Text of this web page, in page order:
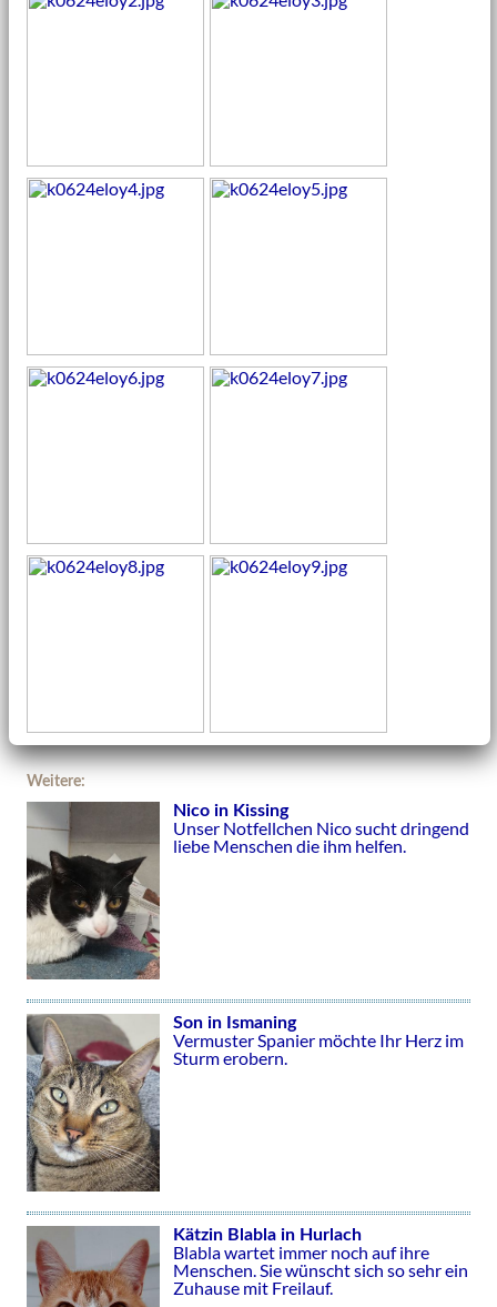
Weitere:
Nico in Kissing
Unser Notfellchen Nico sucht dringend
liebe Menschen die ihm helfen.
Son in Ismaning
Vermuster Spanier möchte Ihr Herz im
Sturm erobern.
Kätzin Blabla in Hurlach
Blabla wartet immer noch auf ihre
Menschen. Sie wünscht sich so sehr ein
Zuhause mit Freilauf.